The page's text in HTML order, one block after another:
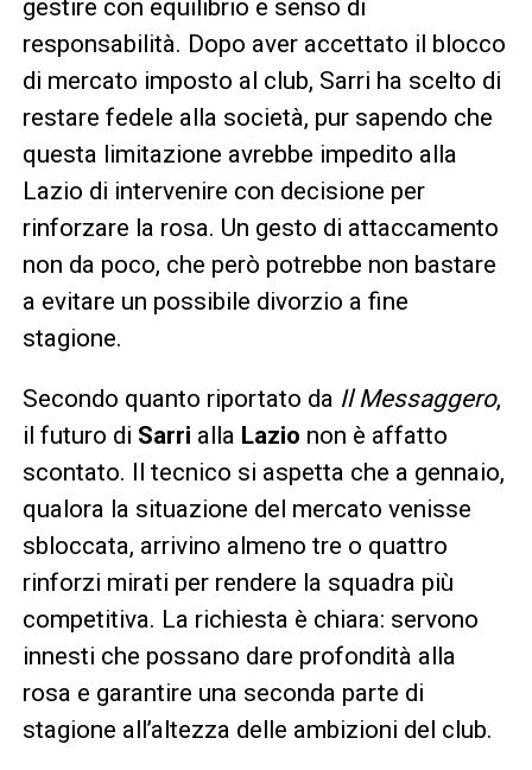
gestire con equilibrio e senso di
responsabilità. Dopo aver accettato il blocco
di mercato imposto al club, Sarri ha scelto di
restare fedele alla società, pur sapendo che
questa limitazione avrebbe impedito alla
Lazio di intervenire con decisione per
rinforzare la rosa. Un gesto di attaccamento
non da poco, che però potrebbe non bastare
a evitare un possibile divorzio a fine
stagione.
Secondo quanto riportato da Il Messaggero,
il futuro di Sarri alla Lazio non è affatto
scontato. Il tecnico si aspetta che a gennaio,
qualora la situazione del mercato venisse
sbloccata, arrivino almeno tre o quattro
rinforzi mirati per rendere la squadra più
competitiva. La richiesta è chiara: servono
innesti che possano dare profondità alla
rosa e garantire una seconda parte di
stagione all’altezza delle ambizioni del club.